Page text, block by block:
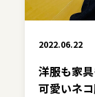
2022.06.22
洋服も家
可愛いネ